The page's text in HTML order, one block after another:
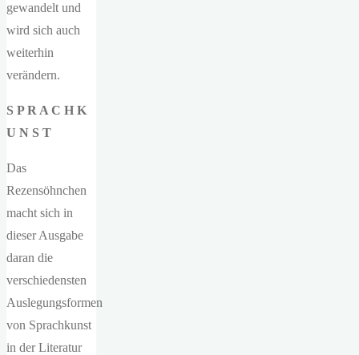
gewandelt und
wird sich auch
weiterhin
verändern.
S P R A C H K
U N S T
Das
Rezensöhnchen
macht sich in
dieser Ausgabe
daran die
verschiedensten
Auslegungsformen
von Sprachkunst
in der Literatur